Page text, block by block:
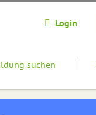
Login
suchen